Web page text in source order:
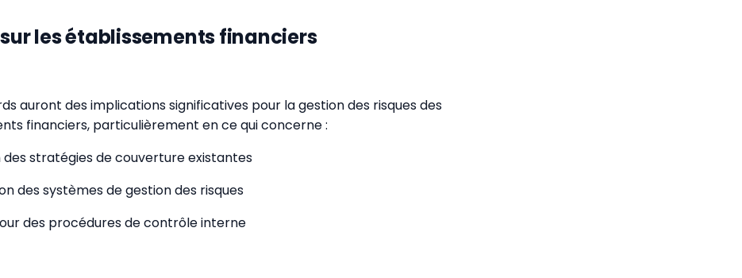
les établissements financiers
auront des implications significatives pour la gestion des risques des
financiers, particulièrement en ce qui concerne :
des stratégies de couverture existantes
des systèmes de gestion des risques
des procédures de contrôle interne